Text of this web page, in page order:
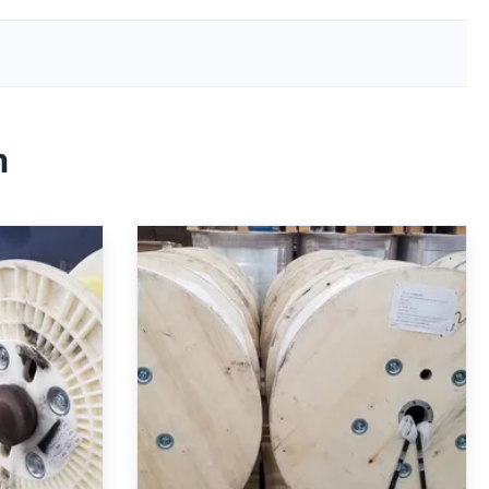
die
Strength
designed
Exzellente chemische
Beständigkeit Hochfeste
verstärkte Polymer-Member,
hergestellt durch Pultrusion,
geeignet für industrielle
Verwendung
Product Description: The FRP Strength
Member is a high-performance Reinforced
Polymer Structural Component designed